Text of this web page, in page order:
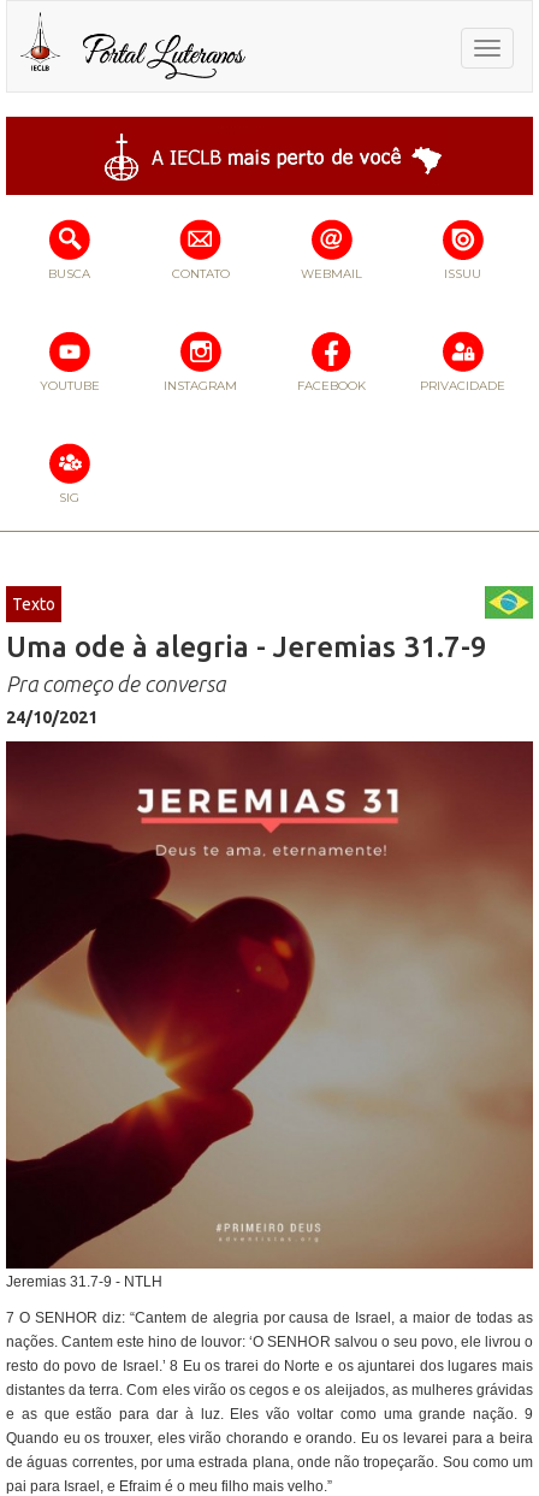
Toggle
BUSCA CONTATO WEBMAIL ISSUU
YOUTUBE INSTAGRAM FACEBOOK PRIVACIDADE
SIG
Texto
Uma ode à alegria - Jeremias 31.7-9
Pra começo de conversa
24/10/2021
Jeremias 31.7-9 - NTLH
7 O SENHOR diz: “Cantem de alegria por causa de Israel, a maior de todas as
nações. Cantem este hino de louvor: ‘O SENHOR salvou o seu povo, ele livrou o
resto do povo de Israel.’ 8 Eu os trarei do Norte e os ajuntarei dos lugares mais
distantes da terra. Com eles virão os cegos e os aleijados, as mulheres grávidas
e as que estão para dar à luz. Eles vão voltar como uma grande nação. 9
Quando eu os trouxer, eles virão chorando e orando. Eu os levarei para a beira
de águas correntes, por uma estrada plana, onde não tropeçarão. Sou como um
pai para Israel, e Efraim é o meu filho mais velho.”